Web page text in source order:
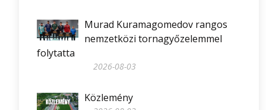
Murad Kuramagomedov rangos
nemzetközi tornagyőzelemmel
folytatta
2026-08-03
Közlemény